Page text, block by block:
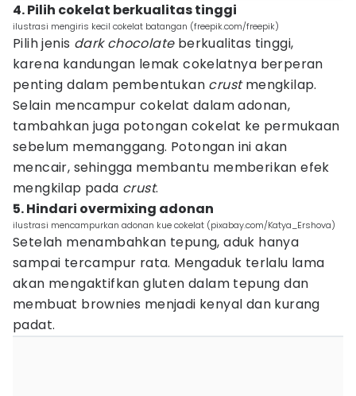
4. Pilih cokelat berkualitas tinggi
ilustrasi mengiris kecil cokelat batangan (freepik.com/freepik)
Pilih jenis dark chocolate berkualitas tinggi,
karena kandungan lemak cokelatnya berperan
penting dalam pembentukan crustmengkilap.
Selain mencampur cokelat dalam adonan,
tambahkan juga potongan cokelat ke permukaan
sebelum memanggang. Potongan ini akan
mencair, sehingga membantu memberikan efek
mengkilap pada crust.
5. Hindari overmixing adonan
ilustrasi mencampurkan adonan kue cokelat (pixabay.com/Katya_Ershova)
Setelah menambahkan tepung, aduk hanya
sampai tercampur rata. Mengaduk terlalu lama
akan mengaktifkan gluten dalam tepung dan
membuat brownies menjadi kenyal dan kurang
padat.